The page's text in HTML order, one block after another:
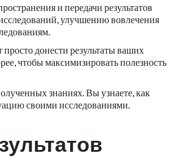
и передачи результатов
улучшению вовлечения
просто донести результаты ваших
чтобы максимизировать полезность
знаниях. Вы узнаете, как
своими исследованиями.